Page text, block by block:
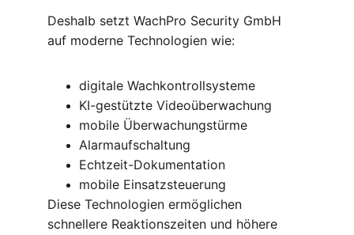
Deshalb setzt WachPro Security GmbH
auf moderne Technologien wie:
digitale Wachkontrollsysteme
KI-gestützte Videoüberwachung
mobile Überwachungstürme
Alarmaufschaltung
Echtzeit-Dokumentation
mobile Einsatzsteuerung
Diese Technologien ermöglichen
schnellere Reaktionszeiten und höhere